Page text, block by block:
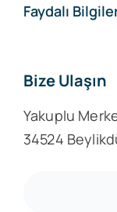
Faydalı
Bize Ulaşın
Yakuplu
34524